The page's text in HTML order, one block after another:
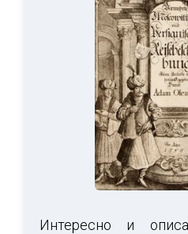
Интересно и